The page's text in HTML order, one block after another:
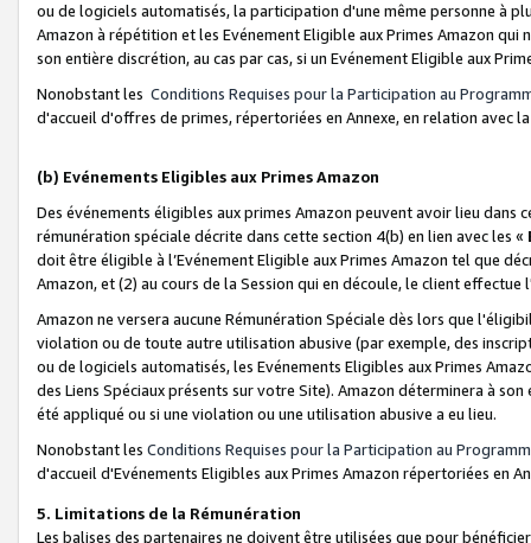
ou de logiciels automatisés, la participation d'une même personne à
Amazon à répétition et les Evénement Eligible aux Primes Amazon qui
son entière discrétion, au cas par cas, si un Evénement Eligible aux
Nonobstant les Conditions Requises pour la Participation au
d'accueil d'offres de primes, répertoriées en Annexe, en relation avec
(b) Evénements Eligibles aux Primes Amazon
Des événements éligibles aux primes Amazon peuvent avoir lieu dans
rémunération spéciale décrite dans cette section 4(b) en lien avec les «
doit être éligible à l’Evénement Eligible aux Primes Amazon tel que
Amazon, et (2) au cours de la Session qui en découle, le client
Amazon ne versera aucune Rémunération Spéciale dès lors que
violation ou de toute autre utilisation abusive (par exemple, des
ou de logiciels automatisés, les Evénements Eligibles aux Primes
des Liens Spéciaux présents sur votre Site). Amazon déterminera à
été appliqué ou si une violation ou une utilisation abusive a eu lieu.
Nonobstant les Conditions Requises pour la Participation au
d'accueil d'Evénements Eligibles aux Primes Amazon répertoriées en
5. Limitations de la Rémunération
Les balises des partenaires ne doivent être utilisées que pour